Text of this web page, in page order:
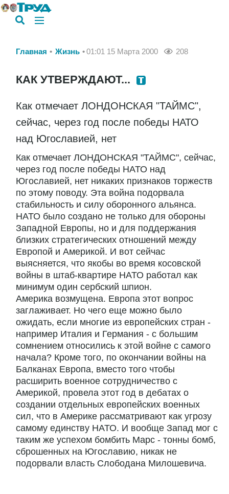
Главная Жизнь 01:01 15 Марта 2000 208
КАК УТВЕРЖДАЮТ...
Как отмечает ЛОНДОНСКАЯ "ТАЙМС",
сейчас, через год после победы НАТО
над Югославией, нет
Как отмечает ЛОНДОНСКАЯ "ТАЙМС", сейчас,
через год после победы НАТО над
Югославией, нет никаких признаков торжеств
по этому поводу. Эта война подорвала
стабильность и силу оборонного альянса.
НАТО было создано не только для обороны
Западной Европы, но и для поддержания
близких стратегических отношений между
Европой и Америкой. И вот сейчас
выясняется, что якобы во время косовской
войны в штаб-квартире НАТО работал как
минимум один сербский шпион.
Америка возмущена. Европа этот вопрос
заглаживает. Но чего еще можно было
ожидать, если многие из европейских стран -
например Италия и Германия - с большим
сомнением относились к этой войне с самого
начала? Кроме того, по окончании войны на
Балканах Европа, вместо того чтобы
расширить военное сотрудничество с
Америкой, провела этот год в дебатах о
создании отдельных европейских военных
сил, что в Америке рассматривают как угрозу
самому единству НАТО. И вообще Запад мог с
таким же успехом бомбить Марс - тонны бомб,
сброшенных на Югославию, никак не
подорвали власть Слободана Милошевича.